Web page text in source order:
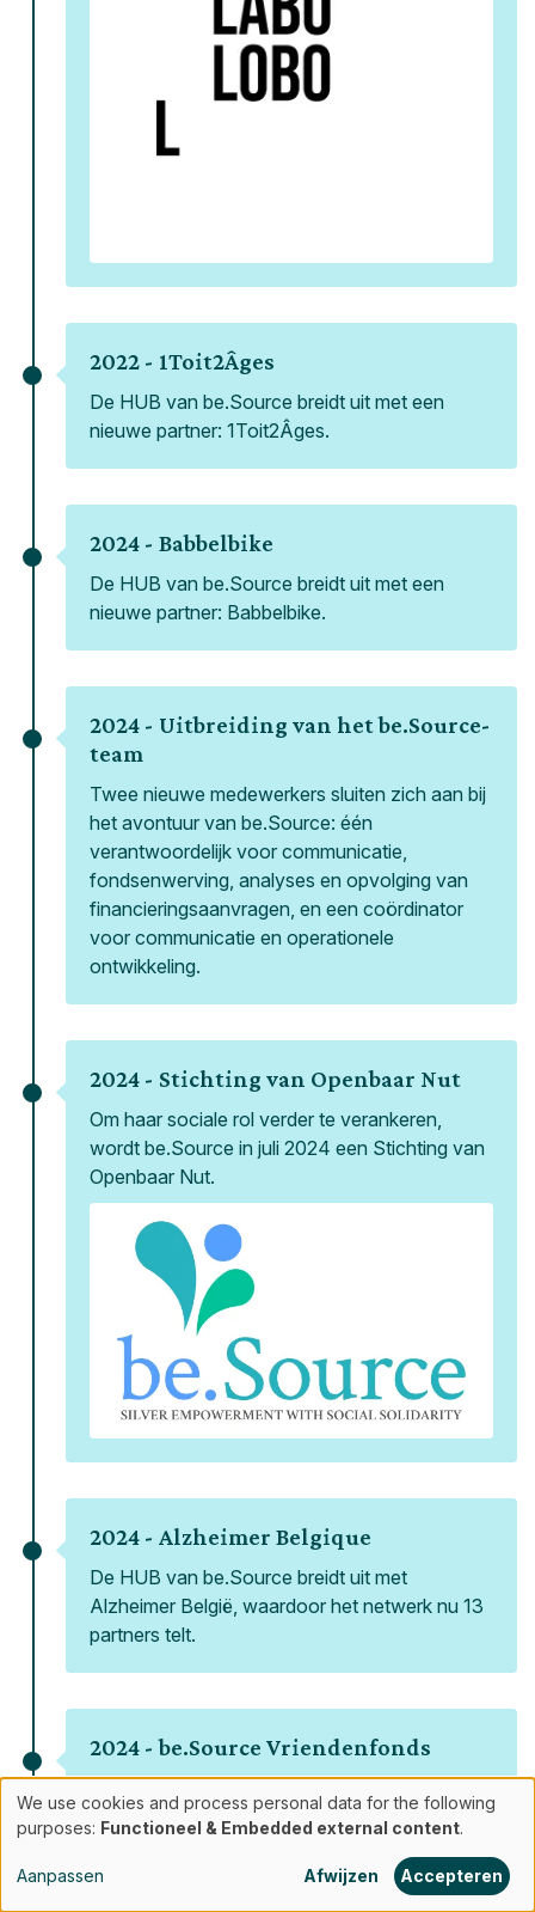
2022 - 1Toit2Âges
De HUB van be.Source breidt uit met een
nieuwe partner: 1Toit2Âges.
2024 - Babbelbike
De HUB van be.Source breidt uit met een
nieuwe partner: Babbelbike.
2024 - Uitbreiding van het be.Source-
team
Twee nieuwe medewerkers sluiten zich aan bij
het avontuur van be.Source: één
verantwoordelijk voor communicatie,
fondsenwerving, analyses en opvolging van
financieringsaanvragen, en een coördinator
voor communicatie en operationele
ontwikkeling.
2024 - Stichting van Openbaar Nut
Om haar sociale rol verder te verankeren,
wordt be.Source in juli 2024 een Stichting van
Openbaar Nut.
2024 - Alzheimer Belgique
De HUB van be.Source breidt uit met
Alzheimer België, waardoor het netwerk nu 13
partners telt.
2024 -be.Source Vriendenfonds
Koning Boudewijnstichting, zodat donateurs
Use
of
We use cookies and process personal data for the following
purposes: Functioneel & Embedded external content.
Aanpassen Afwijzen Accepteren